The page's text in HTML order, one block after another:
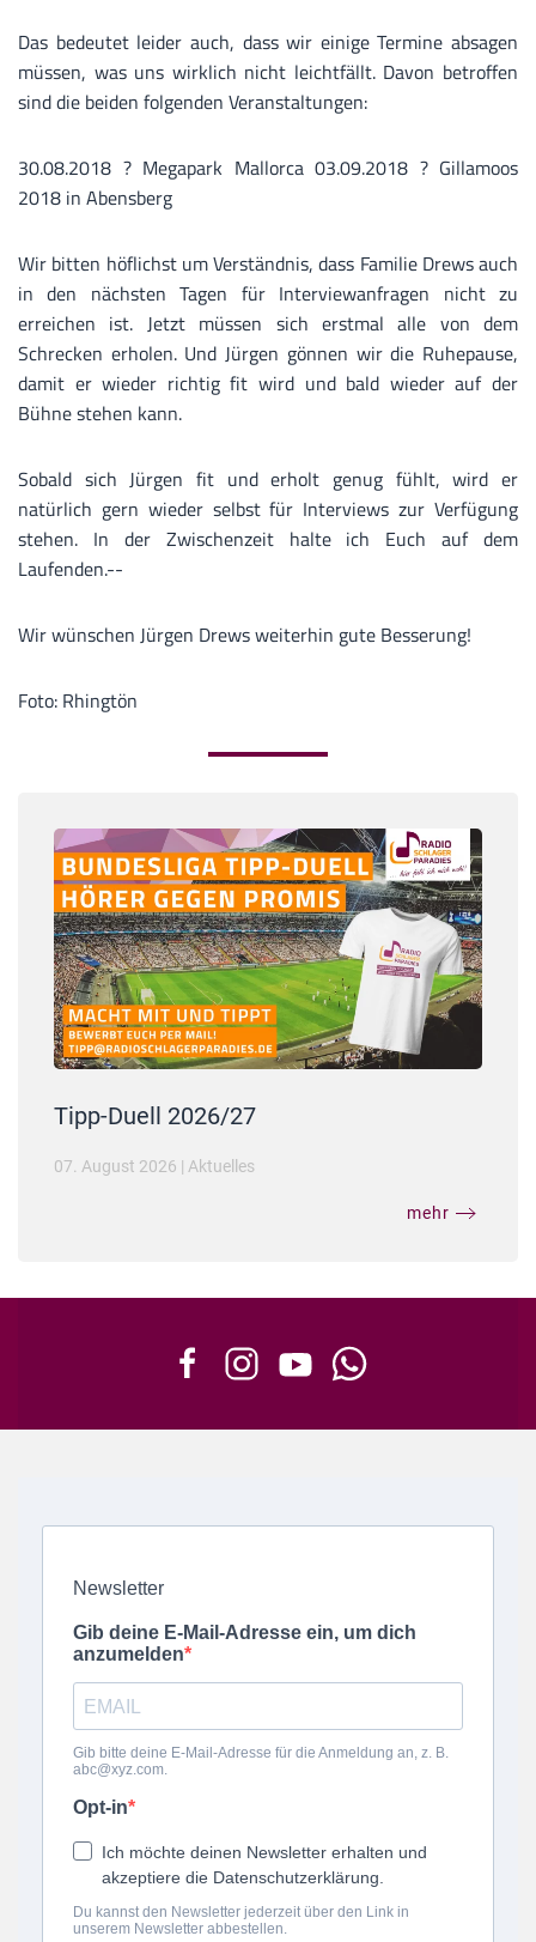
Das bedeutet leider auch, dass wir einige Termine absagen
müssen, was uns wirklich nicht leichtfällt. Davon betroffen
sind die beiden folgenden Veranstaltungen:
30.08.2018 ? Megapark Mallorca 03.09.2018 ? Gillamoos
2018 in Abensberg
Wir bitten höflichst um Verständnis, dass Familie Drews auch
in den nächsten Tagen für Interviewanfragen nicht zu
erreichen ist. Jetzt müssen sich erstmal alle von dem
Schrecken erholen. Und Jürgen gönnen wir die Ruhepause,
damit er wieder richtig fit wird und bald wieder auf der
Bühne stehen kann.
Sobald sich Jürgen fit und erholt genug fühlt, wird er
natürlich gern wieder selbst für Interviews zur Verfügung
stehen. In der Zwischenzeit halte ich Euch auf dem
Laufenden.--
Wir wünschen Jürgen Drews weiterhin gute Besserung!
Foto: Rhingtön
Tipp-Duell 2026/27
07. August 2026 | Aktuelles
mehr